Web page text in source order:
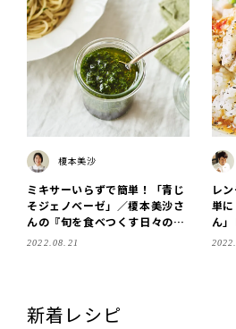
榎本美沙
ミキサーいらずで簡単！「青じ
そジェノベーゼ」／榎本美沙さ
んの『旬を食べつくす日々の食
卓』
2022.08.21
レ
単
ん
新着レシピ